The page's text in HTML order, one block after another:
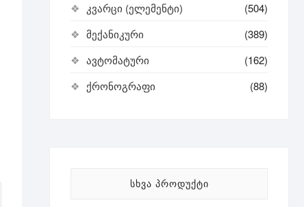
კვარცი (ელემენტი)
(504)
მექანიკური
(389)
ავტომატური
(162)
ქრონოგრაფი
(88)
ᲡᲮᲕᲐ ᲞᲠᲝᲓᲣᲥᲢᲘ